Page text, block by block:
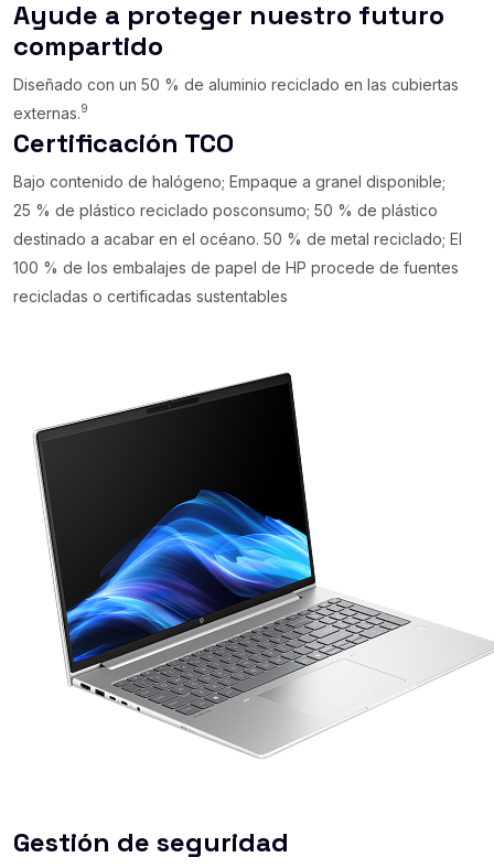
Ayude a proteger nuestro futuro
compartido
Diseñado con un 50 % de aluminio reciclado en las cubiertas
externas.9
Certificación TCO
Bajo contenido de halógeno; Empaque a granel disponible;
25 % de plástico reciclado posconsumo; 50 % de plástico
destinado a acabar en el océano. 50 % de metal reciclado; El
100 % de los embalajes de papel de HP procede de fuentes
recicladas o certificadas sustentables
Gestión de seguridad